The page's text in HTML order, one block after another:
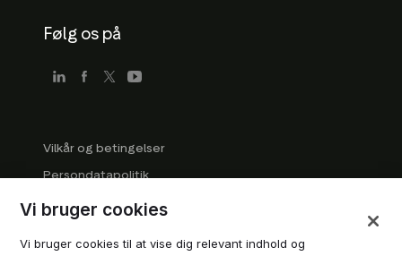
Følg os på
Vilkår og betingelser
Persondatapolitik
Virksomhedsretningslinjer
Vi bruger cookies
Vi bruger cookies til at vise dig relevant indhold og